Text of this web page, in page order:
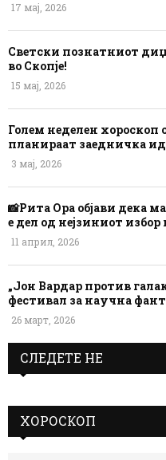
17 мај, 2026
Светски познатниот
во Скопје!
15 мај, 2026
Голем неделен хороскоп
планираат заедничка
3 мај, 2026
📸Рита Ора објави дека
е дел од нејзиниот избор
11 април, 2026
„Јон Вардар против
фестивал за научна
26 март, 2026
СЛЕДЕТЕ НЕ
ХОРОСКОП